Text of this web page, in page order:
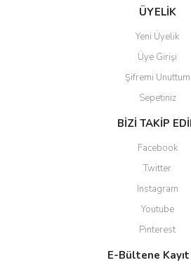
Gönder
ÜYELİK
Yeni Üyelik
Üye Girişi
Şifremi Unuttum
Sepetiniz
BİZİ TAKİP
Facebook
Twitter
Instagram
Youtube
Pinterest
E-Bültene